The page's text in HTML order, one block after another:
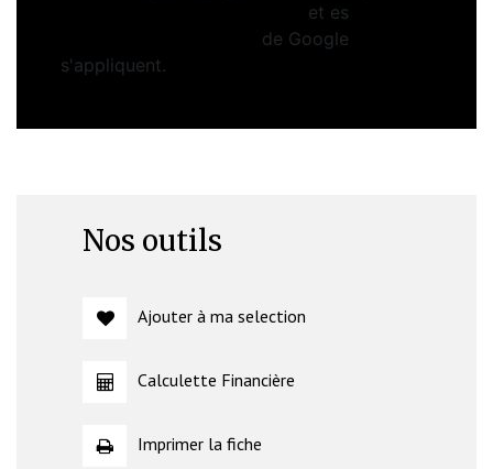
et es
de Google
s'appliquent.
Nos outils
Ajouter à ma selection
Calculette Financière
Imprimer la fiche